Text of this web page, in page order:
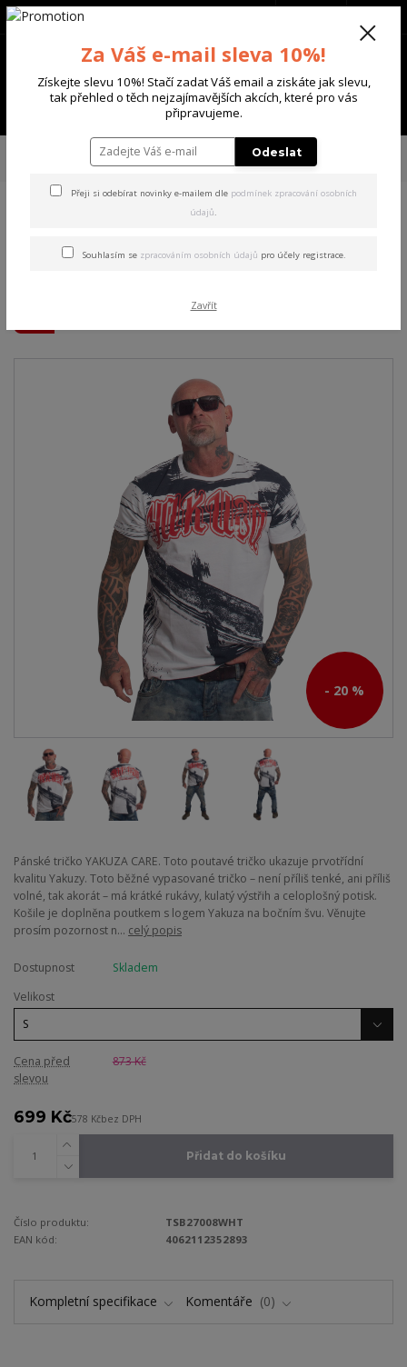
Menu
+420 702 136 620
TRIKA & TÍLKA
Yakuza pánské tričko Care Allover
Regular T-Shirt white S
Allover Regular T-Shirt white
- 20 %
Pánské tričko YAKUZA CARE. Toto poutavé tričko ukazuje prvotřídní
kvalitu Yakuzy. Toto běžné vypasované tričko – není příliš tenké, ani příliš
volné, tak akorát – má krátké rukávy, kulatý výstřih a celoplošný potisk.
Košile je doplněna poutkem s logem Yakuza na bočním švu. Věnujte
prosím pozornost n... celý popis
Dostupnost
Skladem
Velikost
Cena před
slevou
873 Kč
699 Kč578 Kčbez DPH
Přidat do košíku
Číslo produktu:
TSB27008WHT
EAN kód:
4062112352893
Kompletní specifikace Komentáře 0
Za Váš e-mail sleva 10%!
Získejte slevu 10%! Stačí zadat Váš email a ziskáte jak slevu,
tak přehled o těch nejzajímavějších akcích, které pro vás
připravujeme.
Odeslat
Přeji si odebírat novinky e-mailem dle podmínek zpracování osobních
údajů.
Souhlasím se zpracováním osobních údajů pro účely registrace.
Zavřít